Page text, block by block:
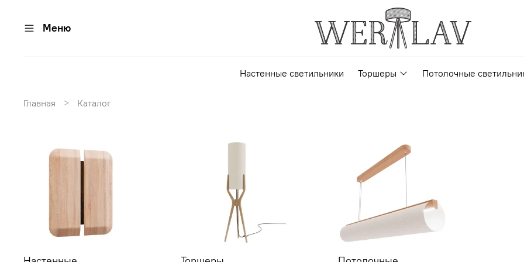
Меню
Настенные светильники Торшеры Потолочные
Главная Каталог